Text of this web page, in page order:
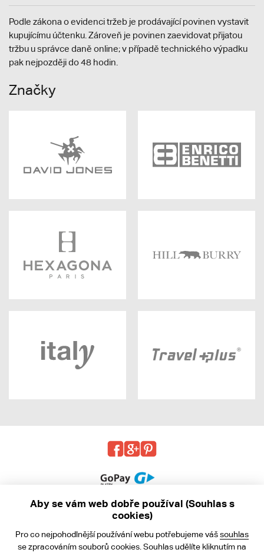
Podle zákona o evidenci tržeb je prodávající povinen vystavit
kupujícímu účtenku. Zároveň je povinen zaevidovat přijatou
tržbu u správce daně online; v případě technického výpadku
pak nejpozději do 48 hodin.
Značky
Obchodní podmínky
Aby se vám web dobře používal (Souhlas s
cookies)
Pro co nejpohodlnější používání webu potřebujeme vášsouhlas
se zpracováním souborů cookies. Souhlas udělíte kliknutím na